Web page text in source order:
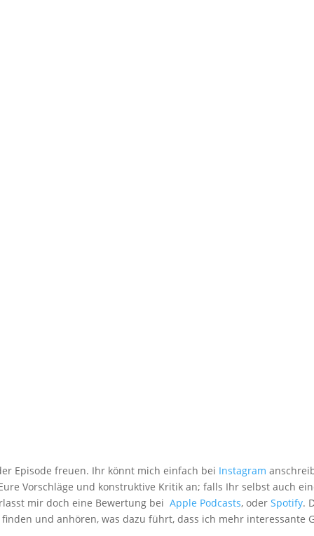
Episode freuen. Ihr könnt mich einfach bei Instagram
Vorschläge und konstruktive Kritik an; falls Ihr selbst auch
mir doch eine Bewertung beiApple Podcasts, oderSpotify.
und anhören, was dazu führt, dass ich mehr interessante